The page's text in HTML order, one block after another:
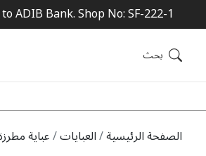
ADIB Bank. Shop No: SF-222-1
بحث
الصفحة الرئيسية العبايات عباية